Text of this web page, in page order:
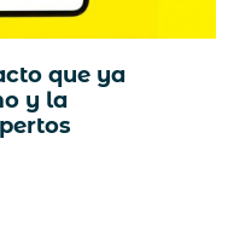
que ya
y la